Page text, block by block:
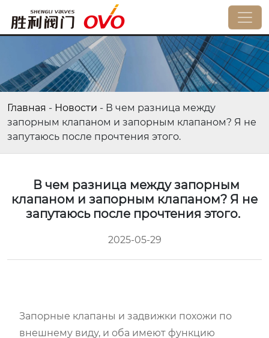
Главная - Новости - В чем разница между
запорным клапаном и запорным клапаном? Я не
запутаюсь после прочтения этого.
В чем разница между запорным
клапаном и запорным клапаном? Я не
запутаюсь после прочтения этого.
2025-05-29
Запорные клапаны и задвижки похожи по
внешнему виду, и оба имеют функцию